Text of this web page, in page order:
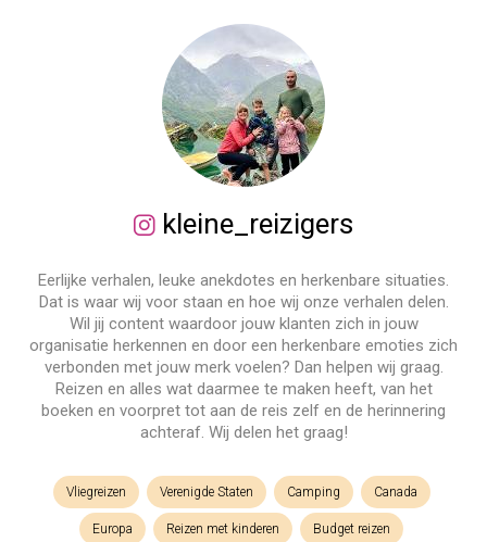
kleine_reizigers
Eerlijke verhalen, leuke anekdotes en herkenbare situaties.
Dat is waar wij voor staan en hoe wij onze verhalen delen.
Wil jij content waardoor jouw klanten zich in jouw
organisatie herkennen en door een herkenbare emoties zich
verbonden met jouw merk voelen? Dan helpen wij graag.
Reizen en alles wat daarmee te maken heeft, van het
boeken en voorpret tot aan de reis zelf en de herinnering
achteraf. Wij delen het graag!
Vliegreizen Verenigde Staten Camping Canada
Europa Reizen met kinderen Budget reizen